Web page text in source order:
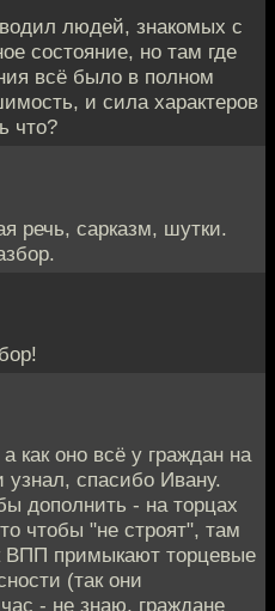
людей, знакомых с
состояние, но там где
всё было в полном
и сила характеров
что?
речь, сарказм, шутки.
как оно всё у граждан на
узнал, спасибо Ивану.
дополнить - на торцах
чтобы "не строят", там
ВПП примыкают торцевые
(так они
- не знаю, граждане